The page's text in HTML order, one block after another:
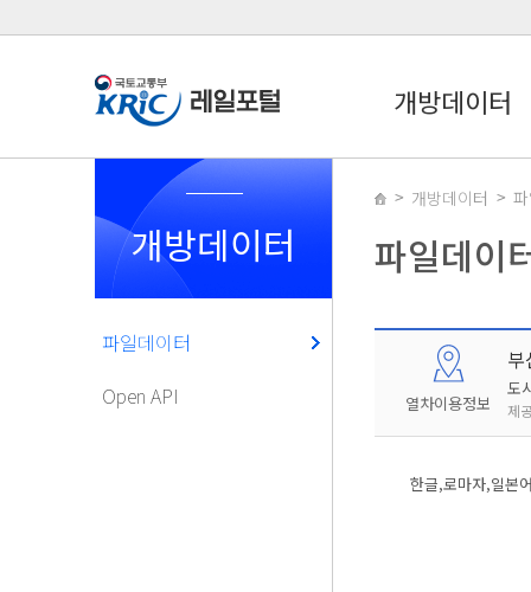
개방데이터
개방데이터
파일데이터
Open API
개방데이터
파일데이
열차이용정보
부
도
제
한글,로마자,일본